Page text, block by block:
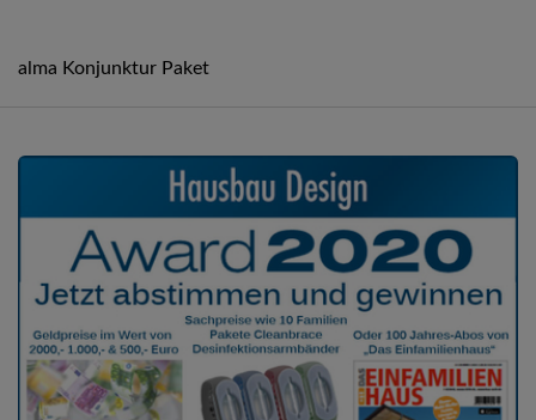
alma Konjunktur Paket